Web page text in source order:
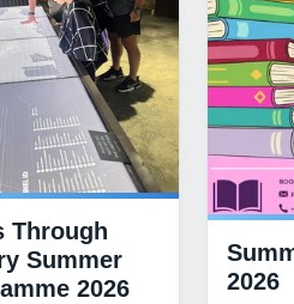
Through
Summer
2026
2026